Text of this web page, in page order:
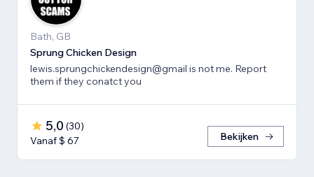
Bath, GB
Sprung Chicken Design
lewis.sprungchickendesign@gmail is not me. Report
them if they conatct you
5,0 (30)
Vanaf $ 67
Bekijken